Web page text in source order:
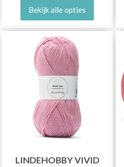
Bekijk alle opties
LINDEHOBBY VIVID